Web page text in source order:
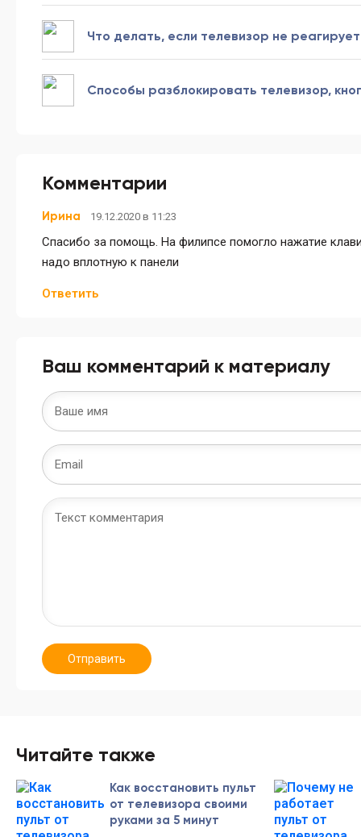
Что делать, если телевизор не
Способы разблокировать телевизор,
Комментарии
Ирина 19.12.2020 в 11:23
Спасибо за помощь. На филипсе помогло нажатие
надо вплотную к панели
Ответить
Ваш комментарий к материалу
Отправить
Читайте также
Как восстановить пульт
от телевизора своими
руками за 5 минут